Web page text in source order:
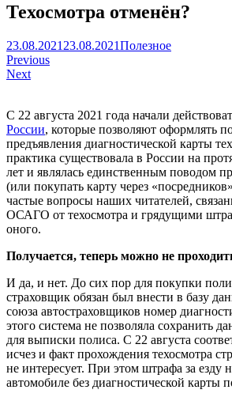
Техосмотра отменён?
Артем
Краснов
23.08.2021 23.08.2021Полезное
Навигация
по
Previous
Next
С 22 августа 2021 года начали
России, которые позволяют оформлять
предъявления диагностической карты
практика существовала в России на
лет и являлась единственным поводом
(или покупать карту через
частые вопросы наших читателей,
ОСАГО от техосмотра и грядущими
оного.
Получается, теперь можно не
И да, и нет. До сих пор для покупки
страховщик обязан был внести в базу
союза автостраховщиков номер
этого система не позволяла сохранить
для выписки полиса. С 22 августа
исчез и факт прохождения техосмотра
не интересует. При этом штрафа за езду
автомобиле без диагностической карты